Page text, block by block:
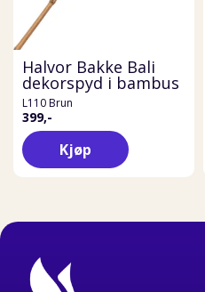
Halvor Bakke Bali
dekorspyd i bambus
L110 Brun
399,-
Kjøp